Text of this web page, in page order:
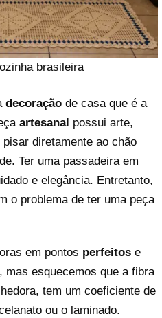
brasileira
decoração de casa que é a
artesanal possui arte,
diretamente ao chão
Ter uma passadeira em
e elegância. Entretanto,
o problema de ter uma peça
em pontos perfeitos e
mas esquecemos que a fibra
tem um coeficiente de
ou o laminado.